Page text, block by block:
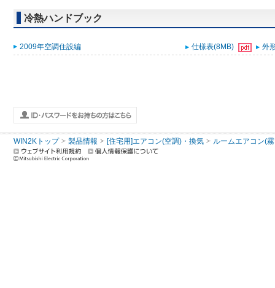
冷熱ハンドブック
2009年空調住設編 仕様表(8MB) 外
WIN2Kトップ 製品情報 [住宅用]エアコン(空調)・換気 ルームエアコン(